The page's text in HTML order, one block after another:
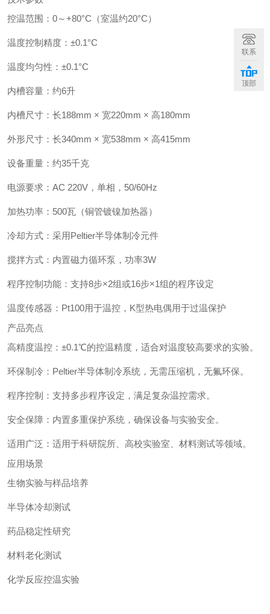
控温范围：0～+80°C（室温约20°C）
温度控制精度：±0.1°C
温度均匀性：±0.1°C
内槽容量：约6升
内槽尺寸：长188mm × 宽220mm × 高180mm
外形尺寸：长340mm × 宽538mm × 高415mm
设备重量：约35千克
电源要求：AC 220V，单相，50/60Hz
加热功率：500瓦（铜管镀镍加热器）
冷却方式：采用Peltier半导体制冷元件
搅拌方式：内置磁力循环泵，功率3W
程序控制功能：支持8步×2组或16步×1组的程序设定
温度传感器：Pt100用于温控，K型热电偶用于过温保护
产品亮点
高精度温控：±0.1℃的控温精度，适合对温度较高要求的实验。
环保制冷：Peltier半导体制冷系统，无需压缩机，无氟环保。
程序控制：支持多步程序设定，满足复杂温控需求。
安全保障：内置多重保护系统，确保设备与实验安全。
适用广泛：适用于科研院所、高校实验室、材料测试等领域。
应用场景
生物实验与样品培养
半导体冷却测试
药品稳定性研究
材料老化测试
化学反应控温实验
联系
顶部